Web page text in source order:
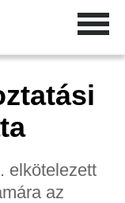
elkötelezett
az